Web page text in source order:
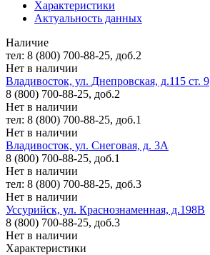
Характеристики
Актуальность данных
Наличие
тел: 8 (800) 700-88-25, доб.2
Нет в наличии
Владивосток, ул. Днепровская, д.115 ст. 9
8 (800) 700-88-25, доб.2
Нет в наличии
тел: 8 (800) 700-88-25, доб.1
Нет в наличии
Владивосток, ул. Снеговая, д. 3А
8 (800) 700-88-25, доб.1
Нет в наличии
тел: 8 (800) 700-88-25, доб.3
Нет в наличии
Уссурийск, ул. Краснознаменная, д.198В
8 (800) 700-88-25, доб.3
Нет в наличии
Характеристики